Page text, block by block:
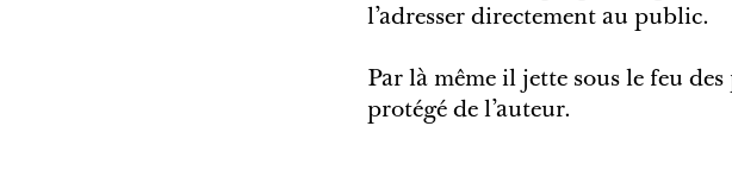
l’adresser directement au public.
Par là même il jette sous le feu
protégé de l’auteur.